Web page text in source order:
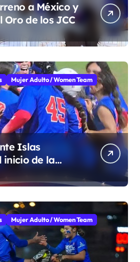
a México y
de los JCC
Mujer Adulto / Women Team
Islas
inicio de la
Mujer Adulto / Women Team